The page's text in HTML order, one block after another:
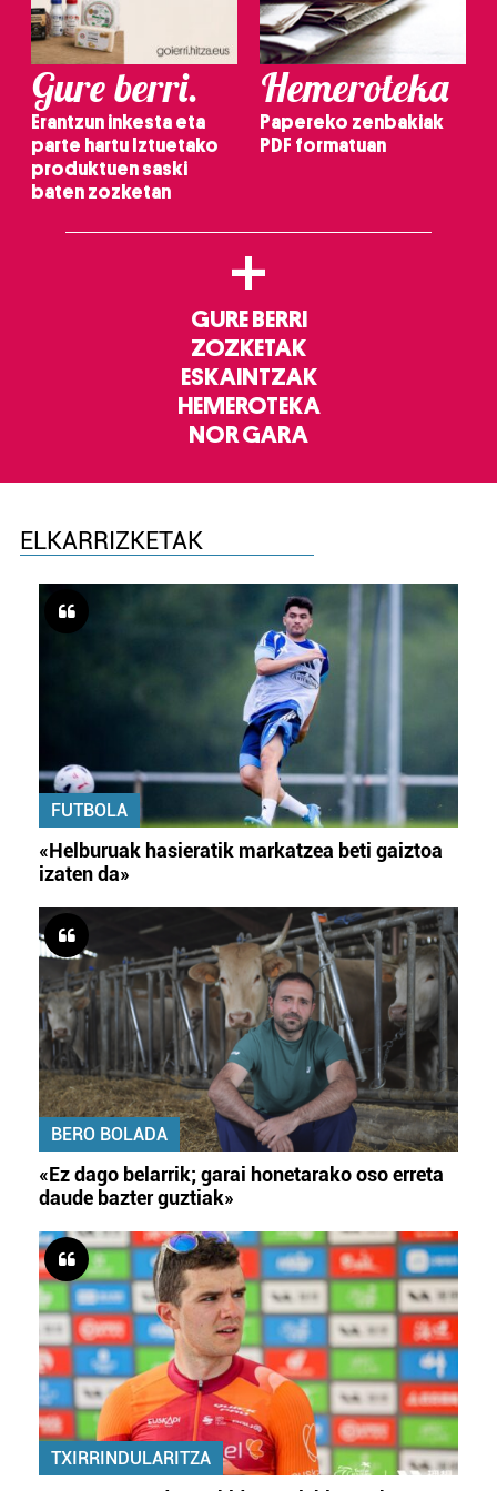
Gure berri.
Erantzun inkesta eta
parte hartu Iztuetako
produktuen saski
baten zozketan
Hemeroteka
Papereko zenbakiak
PDF formatuan
+
GURE BERRI
ZOZKETAK
ESKAINTZAK
HEMEROTEKA
NOR GARA
ELKARRIZKETAK
FUTBOLA
«Helburuak hasieratik markatzea beti gaiztoa
izaten da»
BERO BOLADA
«Ez dago belarrik; garai honetarako oso erreta
daude bazter guztiak»
TXIRRINDULARITZA